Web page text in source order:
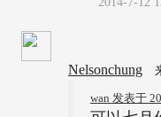
Nelsonchung
wan 发表于